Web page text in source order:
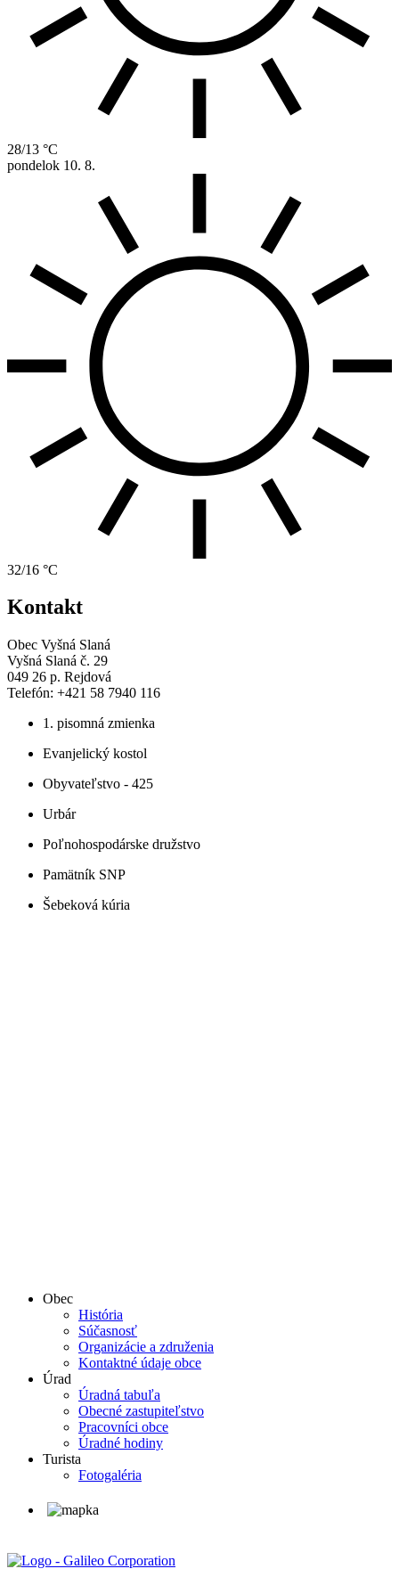
28/13 °C
pondelok 10. 8.
32/16 °C
Kontakt
Obec Vyšná Slaná
Vyšná Slaná č. 29
049 26 p. Rejdová
Telefón: +421 58 7940 116
1. pisomná zmienka
Evanjelický kostol
Obyvateľstvo - 425
Urbár
Poľnohospodárske družstvo
Pamätník SNP
Šebeková kúria
Obec
História
Súčasnosť
Organizácie a združenia
Kontaktné údaje obce
Úrad
Úradná tabuľa
Obecné zastupiteľstvo
Pracovníci obce
Úradné hodiny
Turista
Fotogaléria